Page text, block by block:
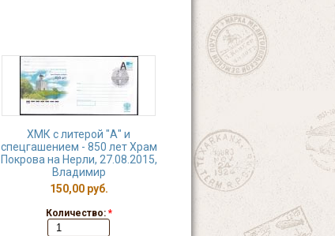
ХМК с литерой "А" и
спецгашением - 850 лет Храм
Покрова на Нерли, 27.08.2015,
Владимир
150,00 руб.
Количество: *